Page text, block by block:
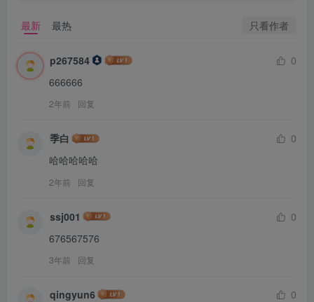
最新 最热 只看作者
p267584
0
666666
2年前 回复
季白
0
哈哈哈哈哈
2年前 回复
ssj001
0
676567576
3年前 回复
qingyun6
0